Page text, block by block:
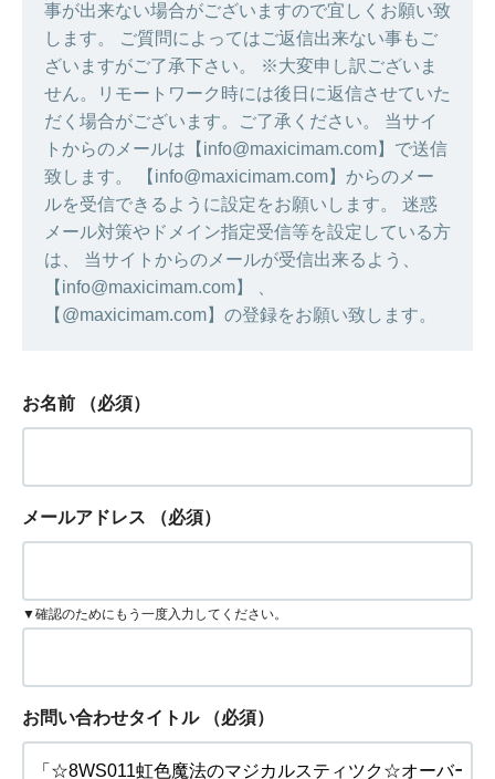
事が出来ない場合がございますので宜しくお願い致
します。 ご質問によってはご返信出来ない事もご
ざいますがご了承下さい。 ※大変申し訳ございま
せん。リモートワーク時には後日に返信させていた
だく場合がございます。ご了承ください。 当サイ
トからのメールは【info@maxicimam.com】で送信
致します。 【info@maxicimam.com】からのメー
ルを受信できるように設定をお願いします。 迷惑
メール対策やドメイン指定受信等を設定している方
は、 当サイトからのメールが受信出来るよう、
【info@maxicimam.com】 、
【@maxicimam.com】の登録をお願い致します。
お名前 （必須）
メールアドレス （必須）
▼確認のためにもう一度入力してください。
お問い合わせタイトル （必須）